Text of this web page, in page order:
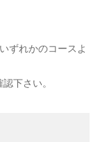
ずれかのコースよ
下さい。